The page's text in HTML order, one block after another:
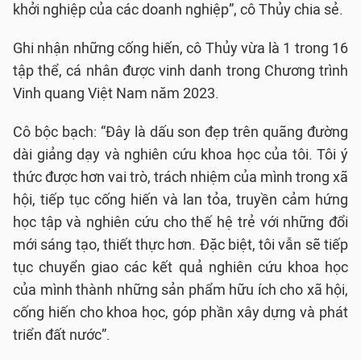
khởi nghiệp của các doanh nghiệp”, cô Thủy chia sẻ.
Ghi nhận những cống hiến, cô Thủy vừa là 1 trong 16
tập thể, cá nhân được vinh danh trong Chương trình
Vinh quang Việt Nam năm 2023.
Cô bộc bạch: “Đây là dấu son đẹp trên quãng đường
dài giảng dạy và nghiên cứu khoa học của tôi. Tôi ý
thức được hơn vai trò, trách nhiệm của mình trong xã
hội, tiếp tục cống hiến và lan tỏa, truyền cảm hứng
học tập và nghiên cứu cho thế hệ trẻ với những đổi
mới sáng tạo, thiết thực hơn. Đặc biệt, tôi vẫn sẽ tiếp
tục chuyển giao các kết quả nghiên cứu khoa học
của mình thành những sản phẩm hữu ích cho xã hội,
cống hiến cho khoa học, góp phần xây dựng và phát
triển đất nước”.